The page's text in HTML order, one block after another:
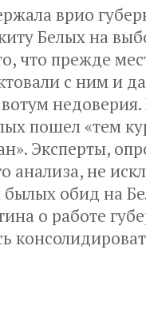
врио
Белых на
что прежде
с ним и
пошел «тем
Эксперты,
анализа, не
обид на
о работе